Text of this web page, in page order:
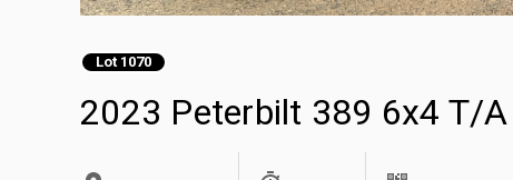
Lot 1070
2023 Peterbilt 389 6x4 T/